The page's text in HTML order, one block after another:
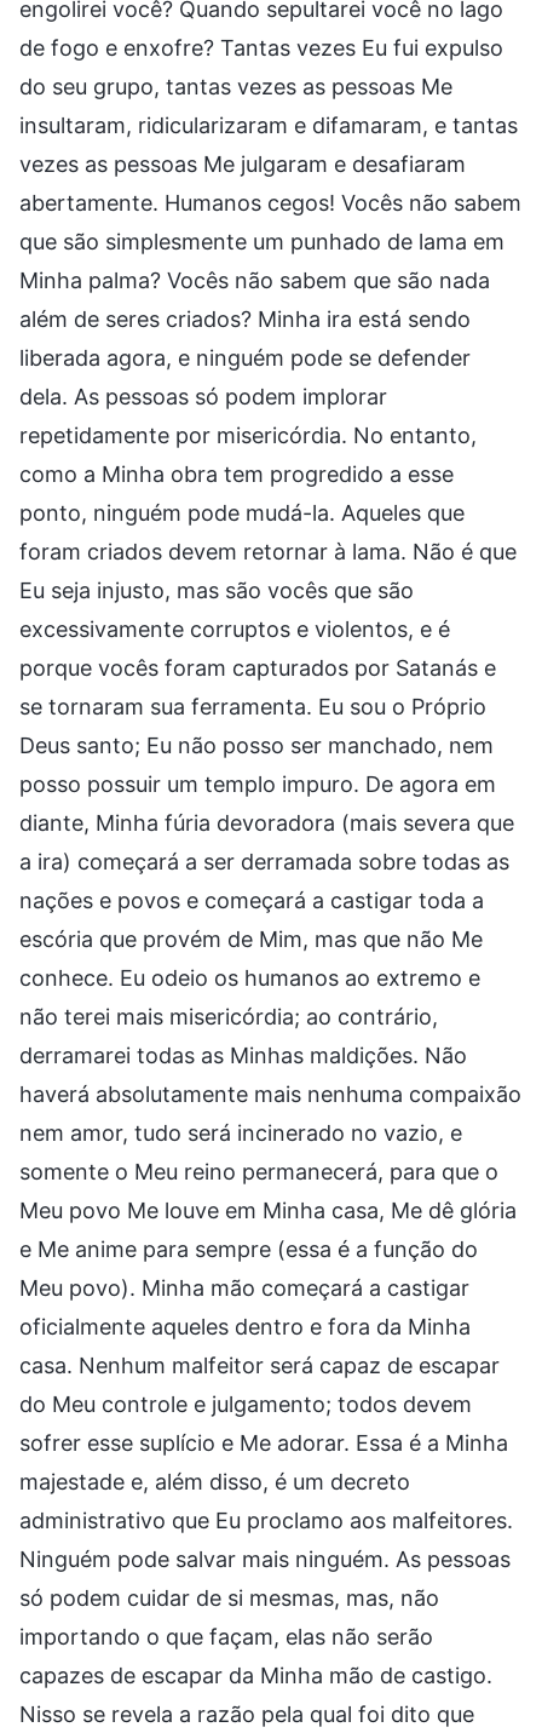
engolirei você? Quando sepultarei você no lago
de fogo e enxofre? Tantas vezes Eu fui expulso
do seu grupo, tantas vezes as pessoas Me
insultaram, ridicularizaram e difamaram, e tantas
vezes as pessoas Me julgaram e desafiaram
abertamente. Humanos cegos! Vocês não sabem
que são simplesmente um punhado de lama em
Minha palma? Vocês não sabem que são nada
além de seres criados? Minha ira está sendo
liberada agora, e ninguém pode se defender
dela. As pessoas só podem implorar
repetidamente por misericórdia. No entanto,
como a Minha obra tem progredido a esse
ponto, ninguém pode mudá-la. Aqueles que
foram criados devem retornar à lama. Não é que
Eu seja injusto, mas são vocês que são
excessivamente corruptos e violentos, e é
porque vocês foram capturados por Satanás e
se tornaram sua ferramenta. Eu sou o Próprio
Deus santo; Eu não posso ser manchado, nem
posso possuir um templo impuro. De agora em
diante, Minha fúria devoradora (mais severa que
a ira) começará a ser derramada sobre todas as
nações e povos e começará a castigar toda a
escória que provém de Mim, mas que não Me
conhece. Eu odeio os humanos ao extremo e
não terei mais misericórdia; ao contrário,
derramarei todas as Minhas maldições. Não
haverá absolutamente mais nenhuma compaixão
nem amor, tudo será incinerado no vazio, e
somente o Meu reino permanecerá, para que o
Meu povo Me louve em Minha casa, Me dê glória
e Me anime para sempre (essa é a função do
Meu povo). Minha mão começará a castigar
oficialmente aqueles dentro e fora da Minha
casa. Nenhum malfeitor será capaz de escapar
do Meu controle e julgamento; todos devem
sofrer esse suplício e Me adorar. Essa é a Minha
majestade e, além disso, é um decreto
administrativo que Eu proclamo aos malfeitores.
Ninguém pode salvar mais ninguém. As pessoas
só podem cuidar de si mesmas, mas, não
importando o que façam, elas não serão
capazes de escapar da Minha mão de castigo.
Nisso se revela a razão pela qual foi dito que